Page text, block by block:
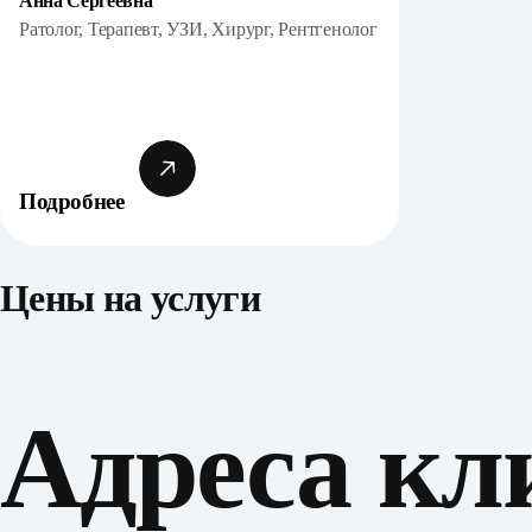
Ратолог, Терапевт, УЗИ, Хирург, Рентгенолог
Подробнее
Цены на услуги
Адреса